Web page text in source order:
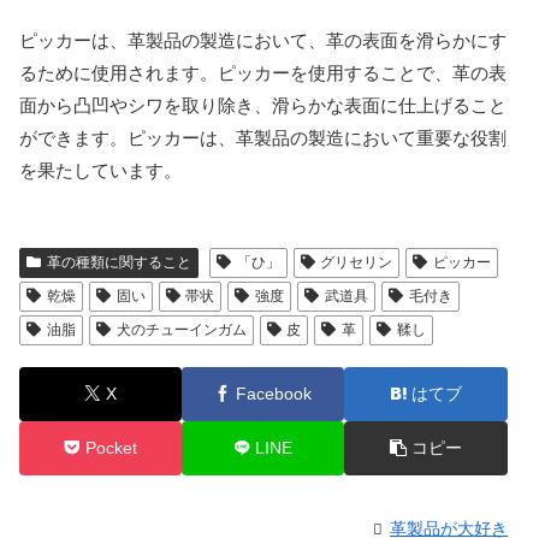
ピッカーは、革製品の製造において、革の表面を滑らかにす
るために使用されます。ピッカーを使用することで、革の表
面から凸凹やシワを取り除き、滑らかな表面に仕上げること
ができます。ピッカーは、革製品の製造において重要な役割
を果たしています。
革の種類に関すること 「ひ」 グリセリン
ピッカー
乾燥
固い 帯状 強度 武道具
毛付き
油脂
犬のチューインガム 皮 革 鞣し
X Facebook はてブ
Pocket LINE コピー
革製品が大好き